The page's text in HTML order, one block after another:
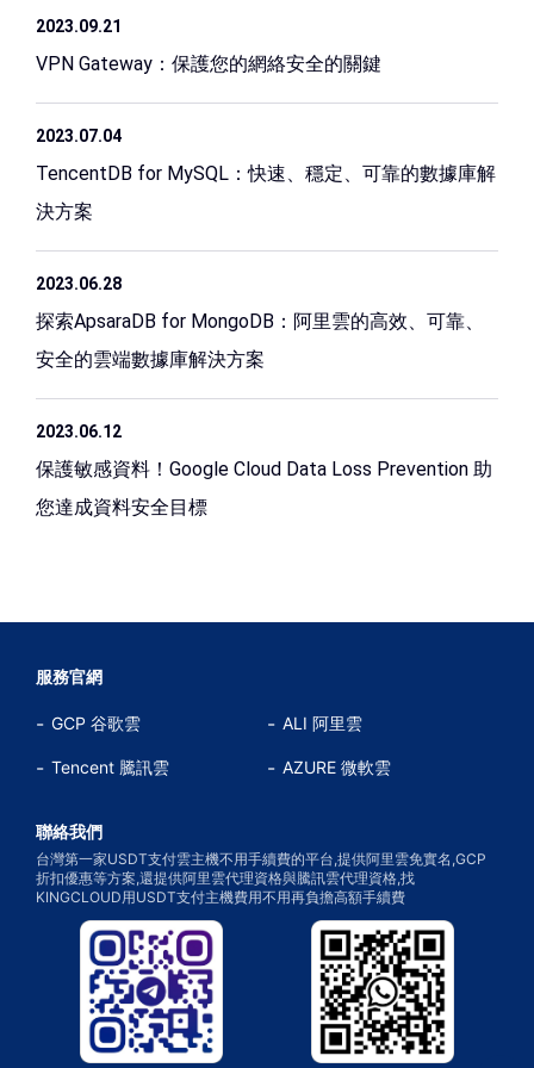
2023.09.21
VPN Gateway：保護您的網絡安全的關鍵
2023.07.04
TencentDB for MySQL：快速、穩定、可靠的數據庫解
決方案
2023.06.28
探索ApsaraDB for MongoDB：阿里雲的高效、可靠、
安全的雲端數據庫解決方案
2023.06.12
保護敏感資料！Google Cloud Data Loss Prevention 助
您達成資料安全目標
服務官網
GCP 谷歌雲 ALI 阿里雲
Tencent 騰訊雲 AZURE 微軟雲
聯絡我們
台灣第一家USDT支付雲主機不用手續費的平台,提供阿里雲免實名,GCP
折扣優惠等方案,還提供阿里雲代理資格與騰訊雲代理資格,找
KINGCLOUD用USDT支付主機費用不用再負擔高額手續費